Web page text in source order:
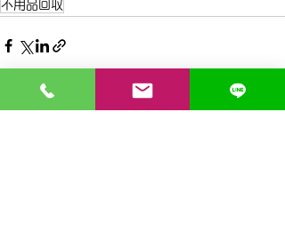
不用品回収
関連記事 すべて表示